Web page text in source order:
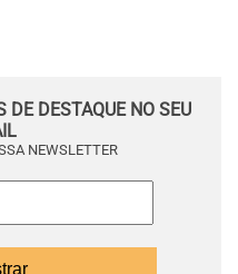
DE DESTAQUE NO SEU
NEWSLETTER